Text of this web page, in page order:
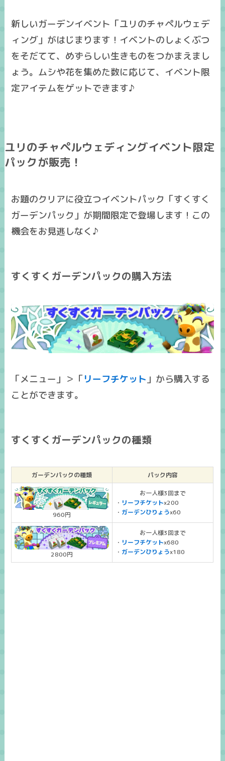
新しいガーデンイベント「ユリのチャペルウェデ
ィング」がはじまります！イベントのしょくぶつ
をそだてて、めずらしい生きものをつかまえまし
ょう。ムシや花を集めた数に応じて、イベント限
定アイテムをゲットできます♪
ユリのチャペルウェディングイベント限定
パックが販売！
お題のクリアに役立つイベントパック「すくすく
ガーデンパック」が期間限定で登場します！この
機会をお見逃しなく♪
すくすくガーデンパックの購入方法
「メニュー」＞「リーフチケット」から購入する
ことができます。
すくすくガーデンパックの種類
ガーデンパックの種類 パック内容
960円
お一人様3回まで
・ リーフチケットx200
・ ガーデンひりょうx60
2800円
お一人様3回まで
・ リーフチケットx680
・ ガーデンひりょうx180